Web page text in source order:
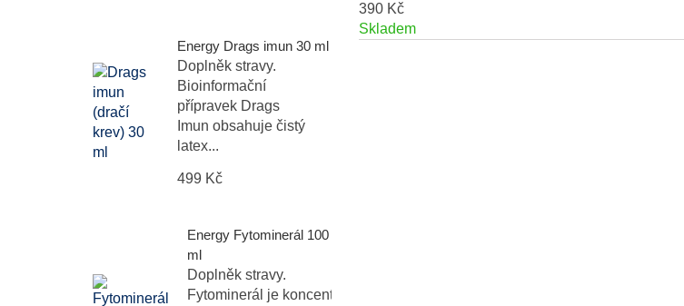
Energy Drags imun 30 ml
Doplněk stravy.
Bioinformační
přípravek Drags
Imun obsahuje čistý
latex...
499 Kč
Energy Fytominerál 100
ml
Doplněk stravy.
Fytominerál je koncentrovaný
390 Kč
Skladem